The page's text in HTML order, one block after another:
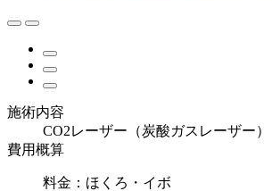
施術内容
CO2レーザー（炭酸ガスレーザー）
費用概算
料金：ほくろ・イボ